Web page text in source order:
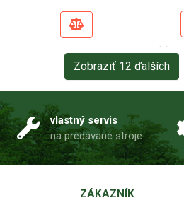
Zobraziť 12 ďalších
vlastný servis
na predávané stroje
ZÁKAZNÍK